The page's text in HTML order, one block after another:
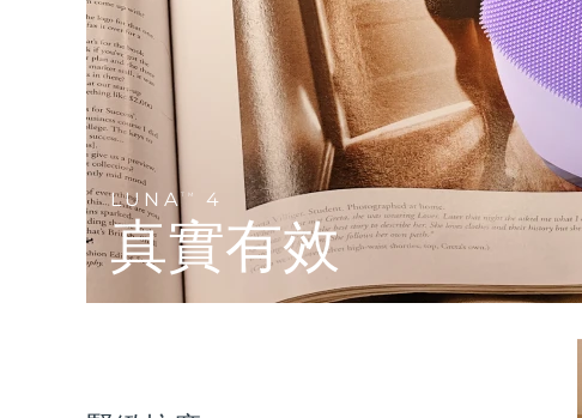
LUNATM 4
真實有效
LUNA™ 4 go
For travel or gym bag
LUNA™護膚
Premium cleansers & balm
LUNA™ 設備
BEAR™ 設備
All premium facelift devices
Red light therapy device for young skin
UFO™ 3 go
Portable red light therapy
面膜
Rejuvenation & hydration
Hybrid silicone sonic toothbrush
issa™ 4 baby
For ages 0-3
issa™ Teeth Whitening Set
Dual LED + sonic device & 18% PAP gel
Clinical anti-aging
FAQ™ 102
Advanced clinical anti-aging
FAQ™ 103
Luxurious clinical anti-aging set
LED mask
FAQ™ 202
LED mask
FAQ™ 211
Anti-aging neck & décolleté LED mask
生髮
FAQ™ 301
LED hair strengthening scalp massager
FAQ™ Scalp Serum
Scalp recovery probiotic serum
肌膚年輕化
FAQ™ 501
Full-Spectrum Red Light Therapy
FAQ™ 502
Full-Spectrum Red Light Therapy
保健品
NEW
專業治療